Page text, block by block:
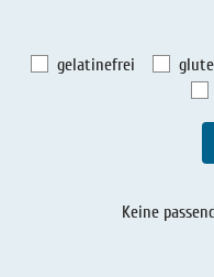
Lakritz - Schachteln &
gelatinefrei
Keine